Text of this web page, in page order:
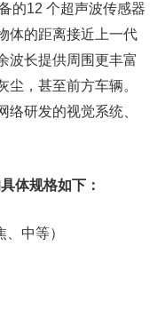
的12 个超声波传感器
体的距离接近上一代
波长提供周围更丰富
，甚至前方车辆。
研发的视觉系统、
体规格如下：
中等）